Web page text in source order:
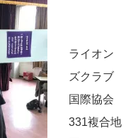
ライオン
ズクラブ
国際協会
331複合地